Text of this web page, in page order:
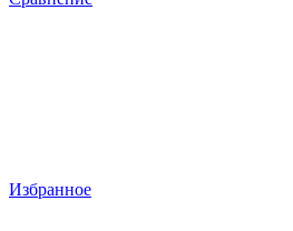
Избранное